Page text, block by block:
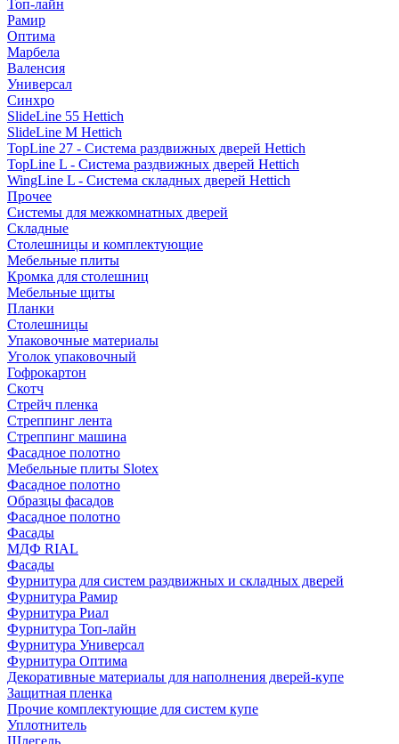
Топ-лайн
Рамир
Оптима
Марбела
Валенсия
Универсал
Синхро
SlideLine 55 Hettich
SlideLine M Hettich
TopLine 27 - Система раздвижных дверей Hettich
TopLine L - Система раздвижных дверей Hettich
WingLine L - Система складных дверей Hettich
Прочее
Системы для межкомнатных дверей
Складные
Столешницы и комплектующие
Мебельные плиты
Кромка для столешниц
Мебельные щиты
Планки
Столешницы
Упаковочные материалы
Уголок упаковочный
Гофрокартон
Скотч
Стрейч пленка
Стреппинг лента
Стреппинг машина
Фасадное полотно
Мебельные плиты Slotex
Фасадное полотно
Образцы фасадов
Фасадное полотно
Фасады
МДФ RIAL
Фасады
Фурнитура для систем раздвижных и складных дверей
Фурнитура Рамир
Фурнитура Риал
Фурнитура Топ-лайн
Фурнитура Универсал
Фурнитура Оптима
Декоративные материалы для наполнения дверей-купе
Защитная пленка
Прочие комплектующие для систем купе
Уплотнитель
Шлегель